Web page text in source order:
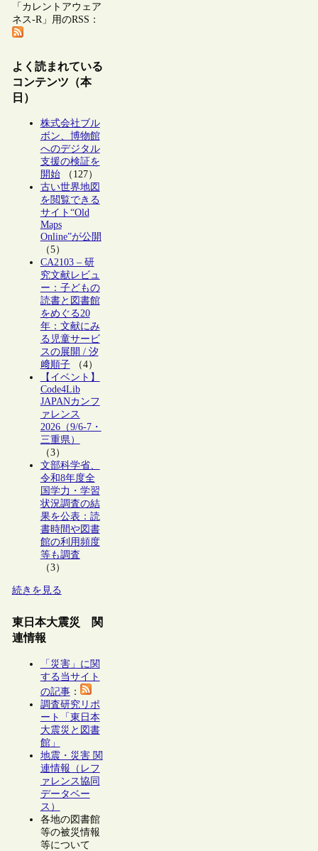
「カレントアウェア
ネス-R」用のRSS：
よく読まれている
コンテンツ（本
日）
株式会社ブル
ボン、博物館
へのデジタル
支援の検証を
開始（127）
古い世界地図
を閲覧できる
サイト“Old
Maps
Online”が公開
（5）
CA2103 – 研
究文献レビュ
ー：子どもの
読書と図書館
をめぐる20
年：文献にみ
る児童サービ
スの展開 / 汐
﨑順子（4）
【イベント】
Code4Lib
JAPANカンフ
ァレンス
2026（9/6-7・
三重県）
（3）
文部科学省、
令和8年度全
国学力・学習
状況調査の結
果を公表：読
書時間や図書
館の利用頻度
等も調査
（3）
続きを見る
東日本大震災 関
連情報
「災害」に関
する当サイト
の記事：
調査研究リポ
ート「東日本
大震災と図書
館」
地震・災害 関
連情報（レフ
ァレンス協同
データベー
ス）
各地の図書館
等の被災情報
等について